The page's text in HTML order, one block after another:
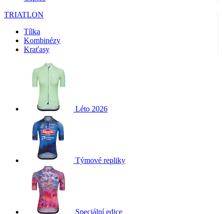
TRIATLON
Tílka
Kombinézy
Kraťasy
Léto 2026
Týmové repliky
Speciální edice